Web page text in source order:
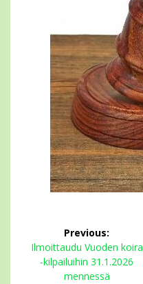
Artikkelien
selaus
Previous:
Previous
post:
Ilmoittaudu Vuoden koira
-kilpailuihin 31.1.2026
mennessä